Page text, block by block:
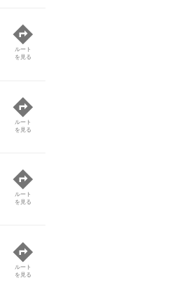
ルート
を見る
ルート
を見る
ルート
を見る
ルート
を見る